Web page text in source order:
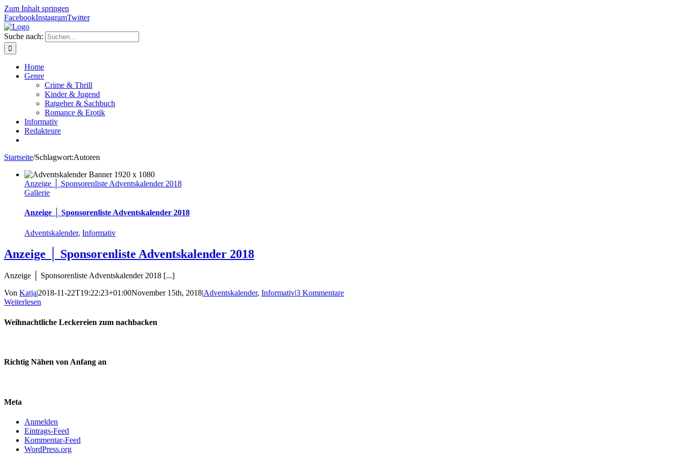
Zum Inhalt springen
FacebookInstagramTwitter
Suche nach:
Home
Genre
Crime & Thrill
Kinder & Jugend
Ratgeber & Sachbuch
Romance & Erotik
Informativ
Redakteure
Startseite/Schlagwort:Autoren
Anzeige │ Sponsorenliste Adventskalender 2018
Gallerie
Anzeige │ Sponsorenliste Adventskalender 2018
Adventskalender, Informativ
Anzeige │ Sponsorenliste Adventskalender 2018
Anzeige │ Sponsorenliste Adventskalender 2018 [...]
Von Katja|2018-11-22T19:22:23+01:00November 15th, 2018|Adventskalender, Informativ|3 Kommentare
Weiterlesen
Weihnachtliche Leckereien zum nachbacken
Richtig Nähen von Anfang an
Meta
Anmelden
Eintrags-Feed
Kommentar-Feed
WordPress.org